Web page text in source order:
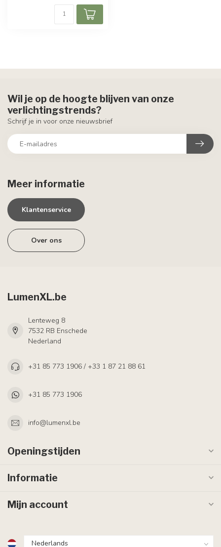
Meer informatie
Klantenservice
Over ons
Wil je op de hoogte blijven van onze
verlichtingstrends?
Schrijf je in voor onze nieuwsbrief
LumenXL.be
Lenteweg 8
7532 RB Enschede
Nederland
+31 85 773 1906 / +33 1 87 21 88 61
+31 85 773 1906
info@lumenxl.be
Openingstijden
Informatie
Mijn account